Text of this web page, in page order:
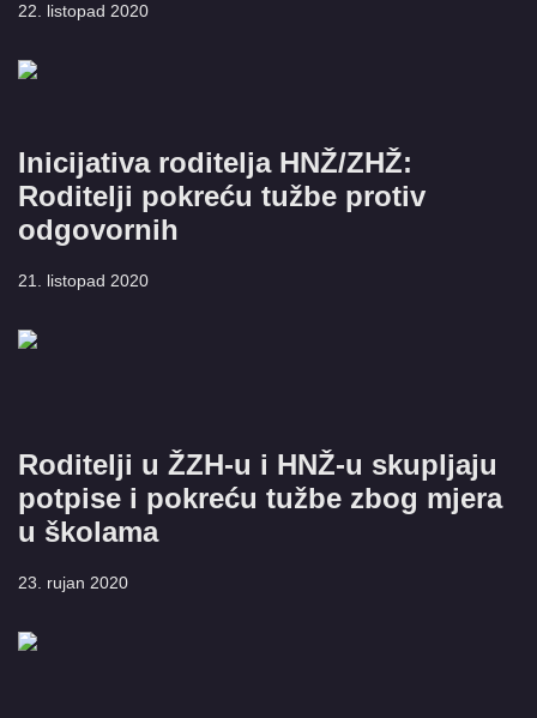
22. listopad 2020
Inicijativa roditelja HNŽ/ZHŽ:
Roditelji pokreću tužbe protiv
odgovornih
21. listopad 2020
Roditelji u ŽZH-u i HNŽ-u skupljaju
potpise i pokreću tužbe zbog mjera
u školama
23. rujan 2020